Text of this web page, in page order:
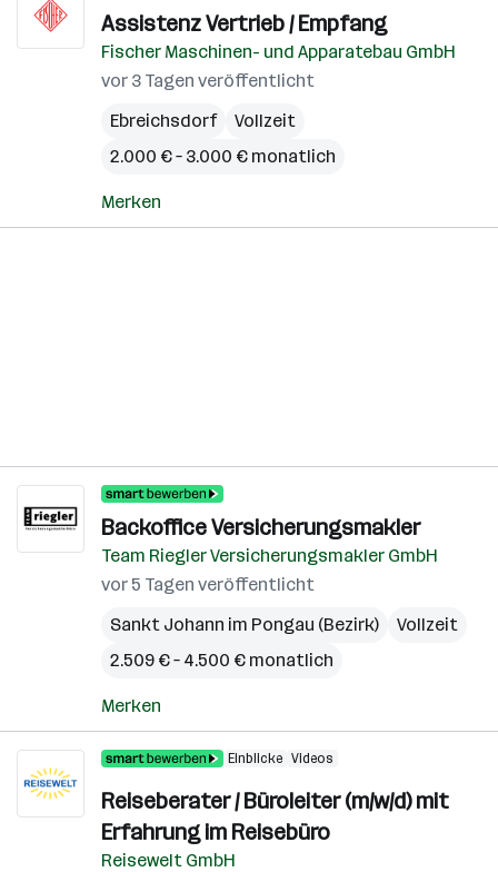
Assistenz Vertrieb / Empfang
Fischer Maschinen- und Apparatebau GmbH
vor 3 Tagen veröffentlicht
Ebreichsdorf
Vollzeit
2.000 € – 3.000 € monatlich
Merken
Backoffice Versicherungsmakler
Team Riegler Versicherungsmakler GmbH
vor 5 Tagen veröffentlicht
Sankt Johann im Pongau (Bezirk)
Vollzeit
2.509 € – 4.500 € monatlich
Merken
Einblicke Videos
Reiseberater / Büroleiter (m/w/d) mit
Erfahrung im Reisebüro
Reisewelt GmbH